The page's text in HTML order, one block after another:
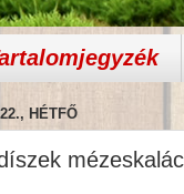
HÉTFŐ